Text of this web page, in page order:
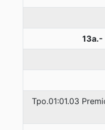
13a.-
Tpo.01:01.03